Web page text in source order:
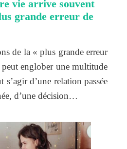
vie arrive souvent
grande erreur de
de la « plus grande erreur
englober une multitude
d’une relation passée
d’une décision…